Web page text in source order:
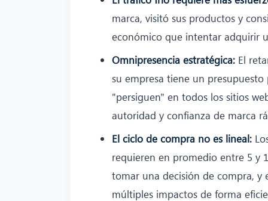
marca, visitó sus productos y
económico que intentar adquirir
Omnipresencia estratégica: El
su empresa tiene un
"persiguen" en todos los sitios
autoridad y confianza de marca
El ciclo de compra no es lineal:
requieren en promedio entre 5 y
tomar una decisión de compra, y
múltiples impactos de forma